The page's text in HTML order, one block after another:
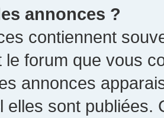
annonces ?
contiennent
le forum que vous
annonces
elles sont publiées.